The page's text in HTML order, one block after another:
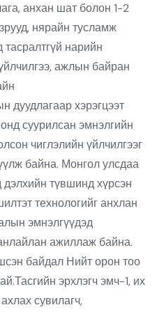
анхан шат болон 1-2
нярайн тусламж
тасралтгүй нарийн
ажлын байран
дуудлагаар хэрэгцээт
суурилсан эмнэлгийн
чиглэлийн үйлчилгээг
байна. Монгол улсдаа
түвшинд хүрсэн
технологийг анхлан
эмнэлгүүдэд
ажиллаж байна.
байдал Нийт орон тоо
эрхлэгч эмч-1, их
сувилагч,